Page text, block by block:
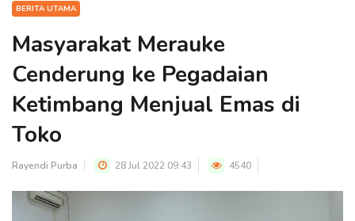
BERITA UTAMA
Masyarakat Merauke
Cenderung ke Pegadaian
Ketimbang Menjual Emas di
Toko
Rayendi Purba 28 Jul 2022 09:43 4540